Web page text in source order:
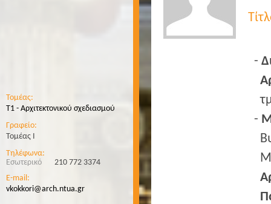
Τομέας:
Τ1 - Αρχιτεκτονικού σχεδιασμού
Γραφείο:
Τομέας Ι
Τηλέφωνα:
Εσωτερικό
210 772 3374
E-mail:
vkokkori@arch.ntua.gr